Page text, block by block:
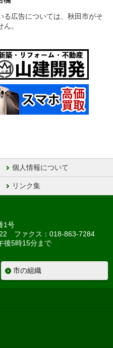
る広告については、秋田市がそ
。
個人情報について
リンク集
1号
ファクス：018-863-7284
後5時15分まで
市の組織